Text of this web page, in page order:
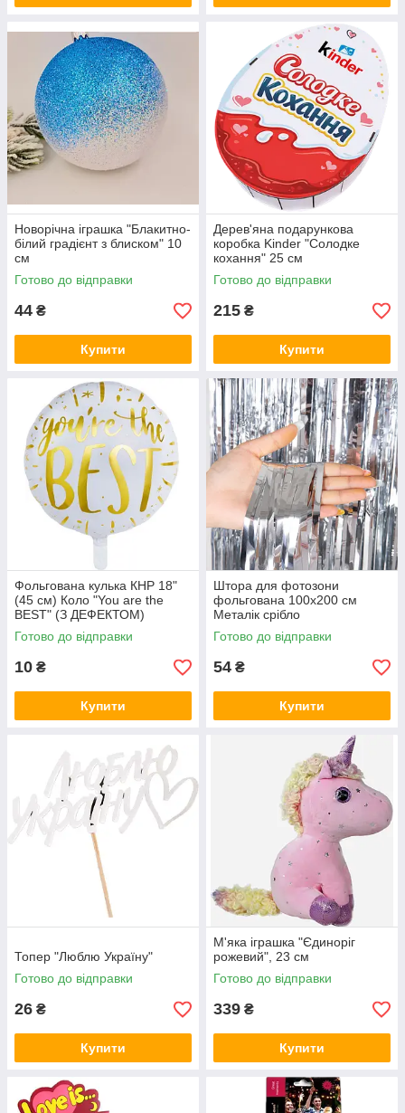
Новорічна іграшка "Блакитно-
білий градієнт з блиском" 10
см
Готово до відправки
44 ₴
Купити
Дерев'яна подарункова
коробка Kinder "Солодке
кохання" 25 см
Готово до відправки
215 ₴
Купити
Фольгована кулька КНР 18"
(45 см) Коло "You are the
BEST" (З ДЕФЕКТОМ)
Готово до відправки
10 ₴
Купити
Штора для фотозони
фольгована 100х200 см
Металік срібло
Готово до відправки
54 ₴
Купити
Топер "Люблю Україну"
Готово до відправки
26 ₴
Купити
М'яка іграшка "Єдиноріг
рожевий", 23 см
Готово до відправки
339 ₴
Купити